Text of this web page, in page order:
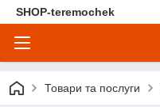
SHOP-teremochek
Товари та послуги